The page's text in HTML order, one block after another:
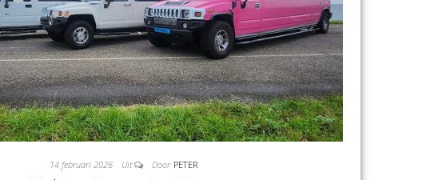
14 februari 2026 Uit Door PETER